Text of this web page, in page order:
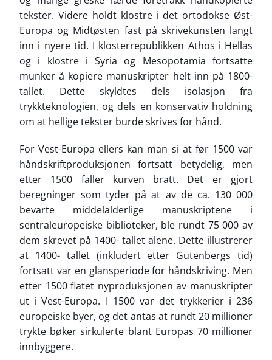
tekster. Videre holdt klostre i det ortodokse Øst-
Europa og Midtøsten fast på skrivekunsten langt
inn i nyere tid. I klosterrepublikken Athos i Hellas
og i klostre i Syria og Mesopotamia fortsatte
munker å kopiere manuskripter helt inn på 1800-
tallet. Dette skyldtes dels isolasjon fra
trykkteknologien, og dels en konservativ holdning
om at hellige tekster burde skrives for hånd.
For Vest-Europa ellers kan man si at før 1500 var
håndskriftproduksjonen fortsatt betydelig, men
etter 1500 faller kurven bratt. Det er gjort
beregninger som tyder på at av de ca. 130 000
bevarte middelalderlige manuskriptene i
sentraleuropeiske biblioteker, ble rundt 75 000 av
dem skrevet på 1400- tallet alene. Dette illustrerer
at 1400- tallet (inkludert etter Gutenbergs tid)
fortsatt var en glansperiode for håndskriving. Men
etter 1500 flatet nyproduksjonen av manuskripter
ut i Vest-Europa. I 1500 var det trykkerier i 236
europeiske byer, og det antas at rundt 20 millioner
trykte bøker sirkulerte blant Europas 70 millioner
innbyggere.